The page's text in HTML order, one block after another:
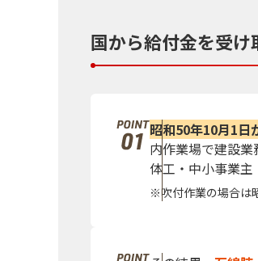
国から給付金を受け
昭和50年10月1日
内作業場で建設
体工・中小事業主
吹付作業の場合は